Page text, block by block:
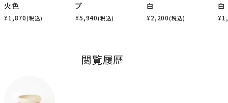
火色
¥1,870(税込)
プ
¥5,940(税込)
白
¥2,200(税込)
白
¥
閲覧履歴